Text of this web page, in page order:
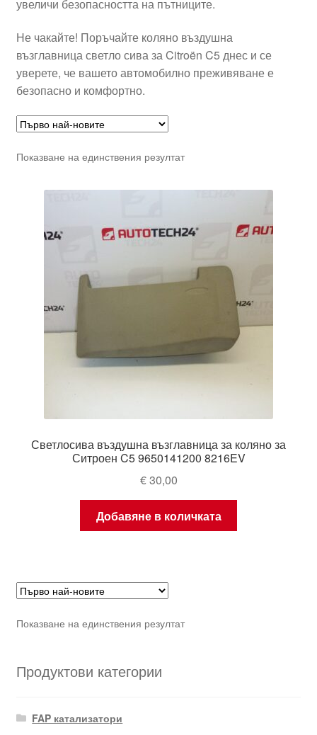
Транспорт
увеличи безопасността на пътниците.
Не чакайте! Поръчайте коляно въздушна
възглавница светло сива за Citroën C5 днес и се
уверете, че вашето автомобилно преживяване е
безопасно и комфортно.
Показване на единствения резултат
Светлосива въздушна възглавница за коляно за
Ситроен C5 9650141200 8216EV
€30,00
Добавяне в количката
Показване на единствения резултат
Продуктови категории
FAP катализатори